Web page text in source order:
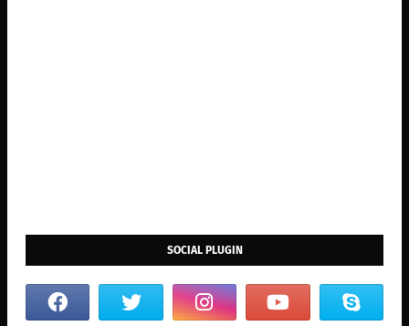
SOCIAL PLUGIN